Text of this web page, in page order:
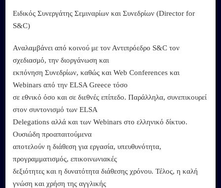
Ειδικός Συνεργάτης Σεμιναρίων και Συνεδρίων (Director for
S&C)
Αναλαμβάνει από κοινού με τον Αντιπρόεδρο S&C τον
σχεδιασμό, την διοργάνωση και
εκπόνηση Συνεδρίων, καθώς και Web Conferences και
Webinars από την ELSA Greece τόσο
σε εθνικό όσο και σε διεθνές επίπεδο. Παράλληλα, συνεπικουρεί
στον συντονισμό των ELSA
Delegations αλλά και των Webinars στο ελληνικό δίκτυο.
Ουσιώδη προαπαιτούμενα
αποτελούν η διάθεση για εργασία, υπευθυνότητα,
προγραμματισμός, επικοινωνιακές
δεξιότητες και η δυνατότητα διάθεσης χρόνου. Τέλος, η καλή
γνώση και χρήση της αγγλικής